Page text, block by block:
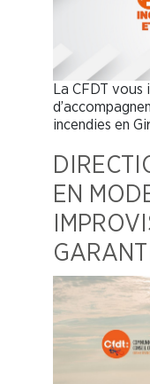
La CFDT vous
incendies en
EN